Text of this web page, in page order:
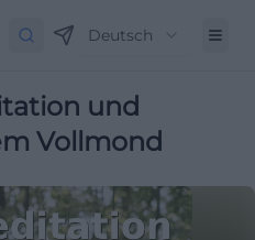
Deutsch
und
Vollmond